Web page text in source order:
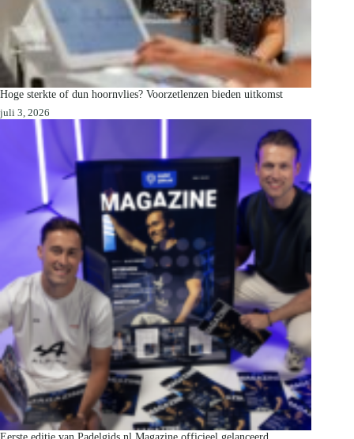
Hoge sterkte of dun hoornvlies? Voorzetlenzen bieden uitkomst
juli 3, 2026